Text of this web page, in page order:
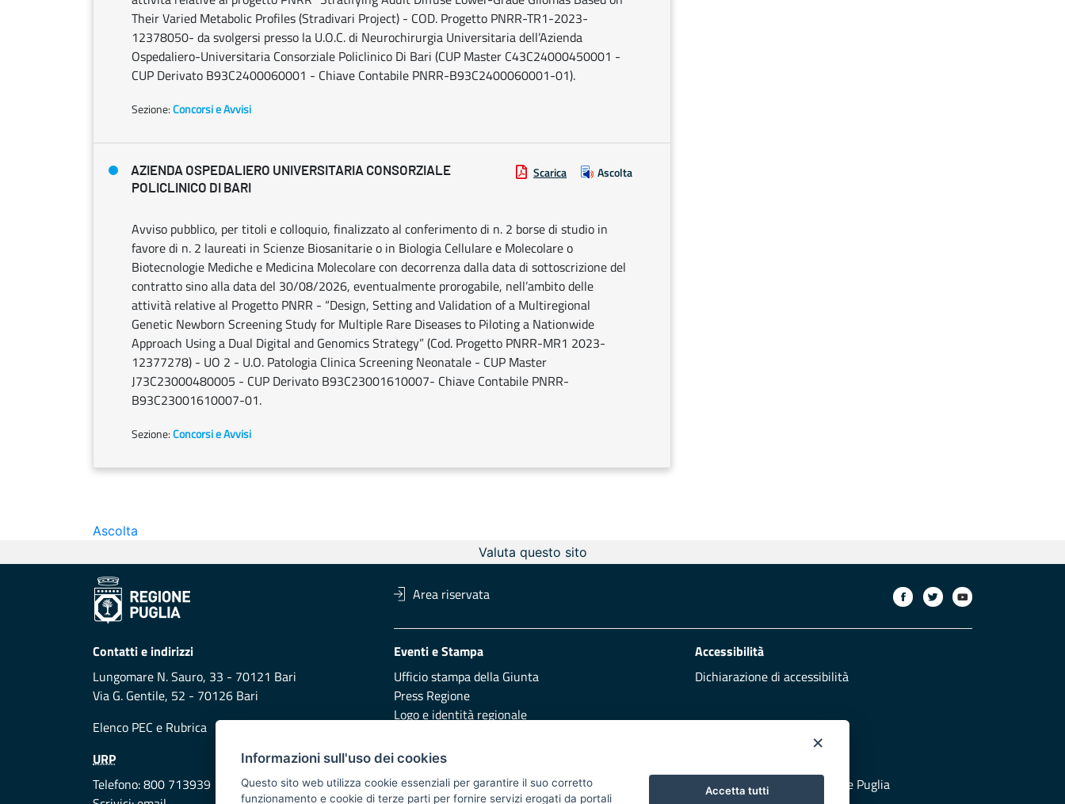
Their Varied Metabolic Profiles (Stradivari Project) - COD. Progetto PNRR-TR1-2023-
12378050- da svolgersi presso la U.O.C. di Neurochirurgia Universitaria dell’Azienda
Ospedaliero-Universitaria Consorziale Policlinico Di Bari (CUP Master C43C24000450001 -
CUP Derivato B93C2400060001 - Chiave Contabile PNRR-B93C2400060001-01).
Sezione:Concorsi e Avvisi
AZIENDA OSPEDALIERO UNIVERSITARIA CONSORZIALE
POLICLINICO DI BARI
Scarica Ascolta
Avviso pubblico, per titoli e colloquio, finalizzato al conferimento di n. 2 borse di studio in
favore di n. 2 laureati in Scienze Biosanitarie o in Biologia Cellulare e Molecolare o
Biotecnologie Mediche e Medicina Molecolare con decorrenza dalla data di sottoscrizione del
contratto sino alla data del 30/08/2026, eventualmente prorogabile, nell’ambito delle
attività relative al Progetto PNRR - “Design, Setting and Validation of a Multiregional
Genetic Newborn Screening Study for Multiple Rare Diseases to Piloting a Nationwide
Approach Using a Dual Digital and Genomics Strategy” (Cod. Progetto PNRR-MR1 2023-
12377278) - UO 2 - U.O. Patologia Clinica Screening Neonatale - CUP Master
J73C23000480005 - CUP Derivato B93C23001610007- Chiave Contabile PNRR-
B93C23001610007-01.
Sezione:Concorsi e Avvisi
Ascolta
Valuta questo sito
Area riservata
Contatti e indirizzi
Lungomare N. Sauro, 33 - 70121 Bari
Via G. Gentile, 52 - 70126 Bari
Elenco PEC e Rubrica
Eventi e Stampa
Ufficio stampa della Giunta
Press Regione
Logo e identità regionale
Accessibilità
Dichiarazione di accessibilità
URP
Telefono: 800 713939
Redazione
Presentazione
Vai al sito di Protezione Civile Puglia
×
Informazioni sull'uso dei cookies
Questo sito web utilizza cookie essenziali per garantire il suo corretto
funzionamento e cookie di terze parti per fornire servizi erogati da portali
Accetta tutti